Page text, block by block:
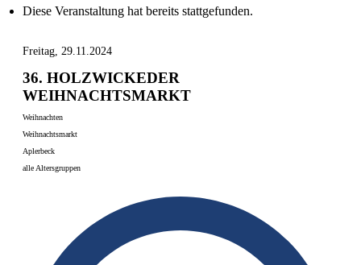
Diese Veranstaltung hat bereits stattgefunden.
Freitag, 29.11.2024
36. HOLZWICKEDER
WEIHNACHTSMARKT
Weihnachten
Weihnachtsmarkt
Aplerbeck
alle Altersgruppen